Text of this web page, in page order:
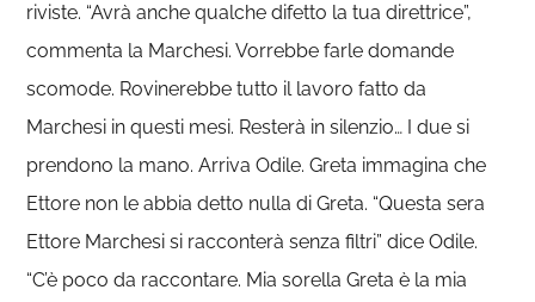
riviste. “Avrà anche qualche difetto la tua direttrice”,
commenta la Marchesi. Vorrebbe farle domande
scomode. Rovinerebbe tutto il lavoro fatto da
Marchesi in questi mesi. Resterà in silenzio… I due si
prendono la mano. Arriva Odile. Greta immagina che
Ettore non le abbia detto nulla di Greta. “Questa sera
Ettore Marchesi si racconterà senza filtri” dice Odile.
“C’è poco da raccontare. Mia sorella Greta è la mia